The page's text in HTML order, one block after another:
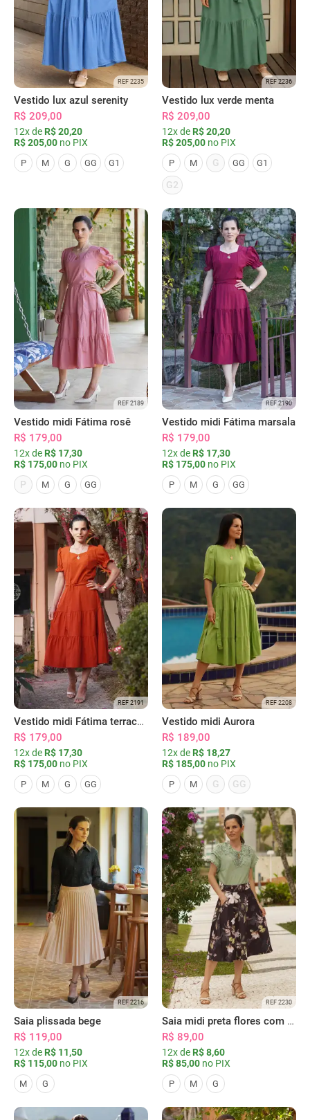
REF 2235
Vestido lux azul serenity
R$ 209,00
12x de R$ 20,20
R$ 205,00 no PIX
P M G GG G1
REF 2236
Vestido lux verde menta
R$ 209,00
12x de R$ 20,20
R$ 205,00 no PIX
P M G GG G1
G2
REF 2189
Vestido midi Fátima rosê
R$ 179,00
12x de R$ 17,30
R$ 175,00 no PIX
P
M G GG
REF 2190
Vestido midi Fátima marsala
R$ 179,00
12x de R$ 17,30
R$ 175,00 no PIX
P M G GG
REF 2191
Vestido midi Fátima terracota
R$ 179,00
12x de R$ 17,30
R$ 175,00 no PIX
P M G GG
REF 2208
Vestido midi Aurora
R$ 189,00
12x de R$ 18,27
R$ 185,00 no PIX
P M G GG
REF 2216
Saia plissada bege
R$ 119,00
12x de R$ 11,50
R$ 115,00 no PIX
M G
REF 2230
Saia midi preta flores com bolsos
R$ 89,00
12x de R$ 8,60
R$ 85,00 no PIX
P M G